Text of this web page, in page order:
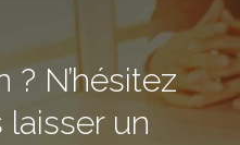
? N’hésitez
laisser un